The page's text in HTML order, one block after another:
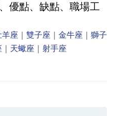
優點、缺點、職場工
羊座 雙子座 金牛座
獅子
天蠍座 射手座